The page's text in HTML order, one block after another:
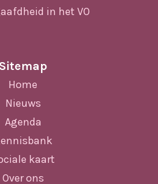
in het VO
Sitemap
Home
Nieuws
Agenda
kaart
Over ons